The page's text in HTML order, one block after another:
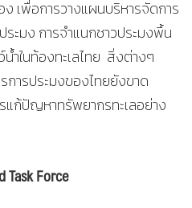
เพื่อการวางแผนบริหารจัดการ
ระมง การจำแนกชาวประมงพื้น
ำในท้องทะเลไทย สิ่งต่างๆ
การประมงของไทยยังขาด
แก้ปัญหาทรัพยากรทะเลอย่าง
Task Force